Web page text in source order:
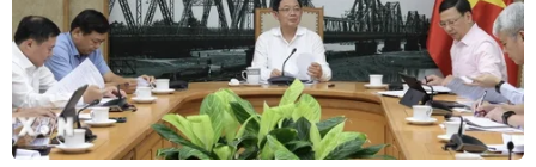
mà trong điều kiện bình thường để giảm bớt
sang chấn tâm lý đã khó thì trong điều kiện
ngặt nghèo của đại dịch COVID-19 lại càng khó
khăn hơn.